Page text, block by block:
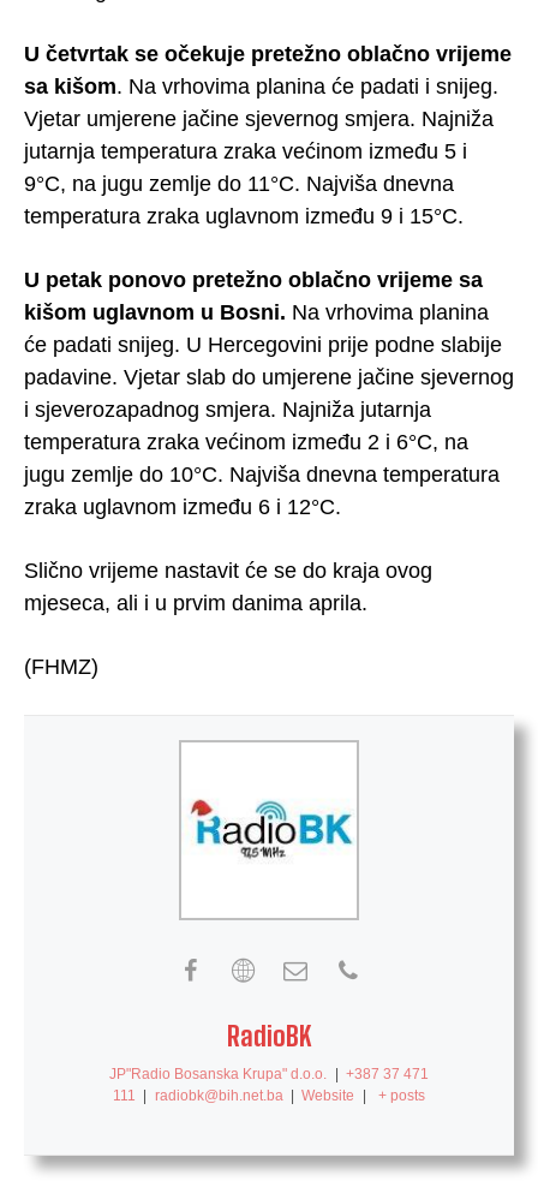
U četvrtak se očekuje pretežno oblačno vrijeme
sa kišom. Na vrhovima planina će padati i snijeg.
Vjetar umjerene jačine sjevernog smjera. Najniža
jutarnja temperatura zraka većinom između 5 i
9°C, na jugu zemlje do 11°C. Najviša dnevna
temperatura zraka uglavnom između 9 i 15°C.
U petak ponovo pretežno oblačno vrijeme sa
kišom uglavnom u Bosni. Na vrhovima planina
će padati snijeg. U Hercegovini prije podne slabije
padavine. Vjetar slab do umjerene jačine sjevernog
i sjeverozapadnog smjera. Najniža jutarnja
temperatura zraka većinom između 2 i 6°C, na
jugu zemlje do 10°C. Najviša dnevna temperatura
zraka uglavnom između 6 i 12°C.
Slično vrijeme nastavit će se do kraja ovog
mjeseca, ali i u prvim danima aprila.
(FHMZ)
RadioBK
JP"Radio Bosanska Krupa" d.o.o. | +387 37 471
111
| radiobk@bih.net.ba | Website | + posts